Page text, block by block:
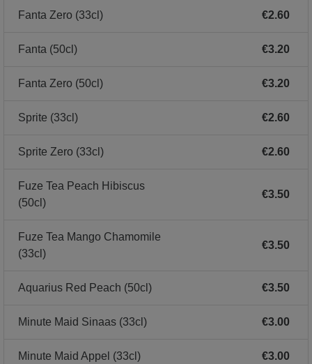
Fanta Zero (33cl) €2.60
Fanta (50cl) €3.20
Fanta Zero (50cl) €3.20
Sprite (33cl) €2.60
Sprite Zero (33cl) €2.60
Fuze Tea Peach Hibiscus
(50cl)
€3.50
Fuze Tea Mango Chamomile
(33cl)
€3.50
Aquarius Red Peach (50cl) €3.50
Minute Maid Sinaas (33cl) €3.00
Minute Maid Appel (33cl) €3.00